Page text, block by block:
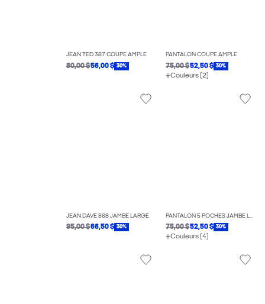
JEAN TED 387 COUPE AMPLE
80,00 $56,00 $ 30%
PANTALON COUPE AMPLE
75,00 $52,50 $ 30%
Couleurs (2)
JEAN DAVE 868 JAMBE LARGE
95,00 $66,50 $ 30%
PANTALON 5 POCHES JAMBE LARGE
75,00 $52,50 $ 30%
Couleurs (4)